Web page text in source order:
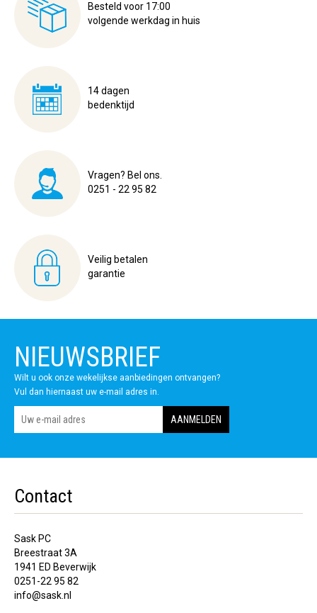
Besteld voor 17:00
volgende werkdag in huis
14 dagen
bedenktijd
Vragen? Bel ons.
0251 - 22 95 82
Veilig betalen
garantie
NIEUWSBRIEF
Wilt u ook onze wekelijkse aanbiedingen ontvangen?
Vul dan hiernaast uw e-mail adres in.
Contact
Sask PC
Breestraat 3A
1941 ED Beverwijk
0251-22 95 82
info@sask.nl